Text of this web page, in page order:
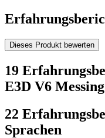
Dieses Produkt bewerten
19
E3D V6
22
Sprachen